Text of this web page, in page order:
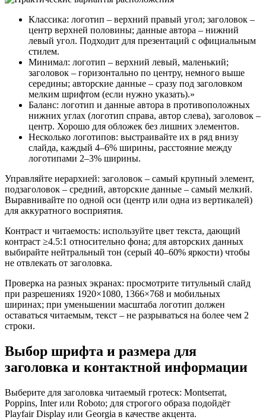
Классика: логотип – верхний правый угол; заголовок –
центр верхней половины; данные автора – нижний
левый угол. Подходит для презентаций с официальным
стилем.
Минимал: логотип – верхний левый, маленький;
заголовок – горизонтально по центру, немного выше
середины; авторские данные – сразу под заголовком
мелким шрифтом (если нужно указать).»
Баланс: логотип и данные автора в противоположных
нижних углах (логотип справа, автор слева), заголовок –
центр. Хорошо для обложек без лишних элементов.
Несколько логотипов: выстраивайте их в ряд внизу
слайда, каждый 4–6% ширины, расстояние между
логотипами 2–3% ширины.
Управляйте иерархией: заголовок – самый крупный элемент,
подзаголовок – средний, авторские данные – самый мелкий.
Выравнивайте по одной оси (центр или одна из вертикалей)
для аккуратного восприятия.
Контраст и читаемость: используйте цвет текста, дающий
контраст ≥4.5:1 относительно фона; для авторских данных
выбирайте нейтральный тон (серый 40–60% яркости) чтобы
не отвлекать от заголовка.
Проверка на разных экранах: просмотрите титульный слайд
при разрешениях 1920×1080, 1366×768 и мобильных
ширинах; при уменьшении масштаба логотип должен
оставаться читаемым, текст – не разрываться на более чем 2
строки.
Выбор шрифта и размера для
заголовка и контактной информации
Выберите для заголовка читаемый гротеск: Montserrat,
Poppins, Inter или Roboto; для строгого образа подойдёт
Playfair Display или Georgia в качестве акцента.